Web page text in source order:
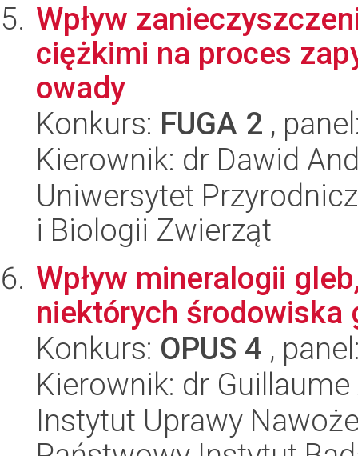
Wpływ
ciężkimi na proces
owady
Konkurs: FUGA 2 ,
Kierownik: dr Dawid
Uniwersytet
i Biologii Zwierząt
Wpływ mineralogii
niektórych środowiska
Konkurs: OPUS 4 ,
Kierownik: dr
Instytut Uprawy